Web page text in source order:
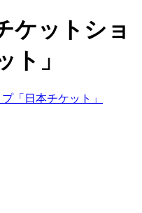
ケットショ
ト」